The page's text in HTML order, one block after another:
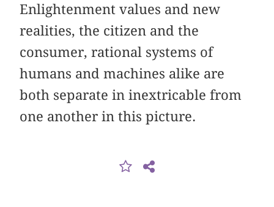
Enlightenment values and new
realities, the citizen and the
consumer, rational systems of
humans and machines alike are
both separate in inextricable from
one another in this picture.